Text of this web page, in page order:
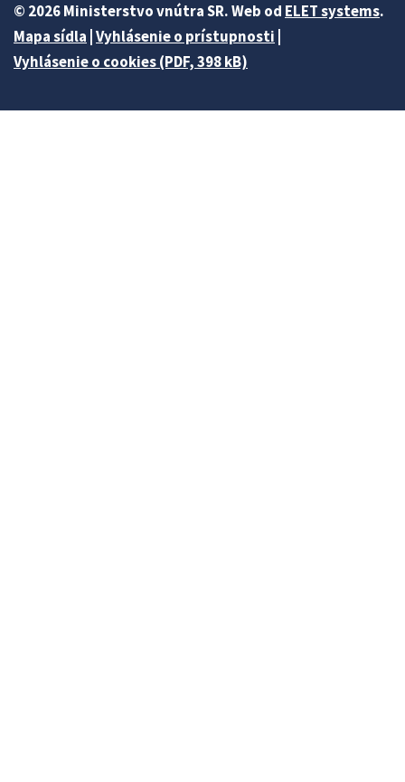
© 2026 Ministerstvo vnútra SR. Web od ELET systems.
Mapa sídla Vyhlásenie o prístupnosti
Vyhlásenie o cookies (PDF, 398 kB)